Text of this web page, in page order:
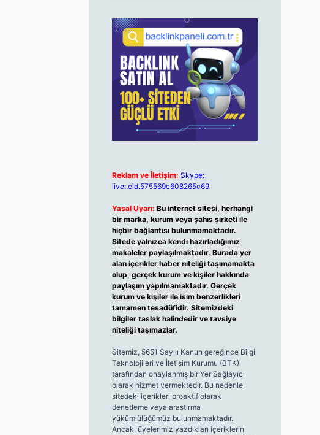
Reklam ve İletişim: Skype:
live:.cid.575569c608265c69
Yasal Uyarı: Bu internet sitesi, herhangi
bir marka, kurum veya şahıs şirketi ile
hiçbir bağlantısı bulunmamaktadır.
Sitede yalnızca kendi hazırladığımız
makaleler paylaşılmaktadır. Burada yer
alan içerikler haber niteliği taşımamakta
olup, gerçek kurum ve kişiler hakkında
paylaşım yapılmamaktadır. Gerçek
kurum ve kişiler ile isim benzerlikleri
tamamen tesadüfidir. Sitemizdeki
bilgiler taslak halindedir ve tavsiye
niteliği taşımazlar.
Sitemiz, 5651 Sayılı Kanun gereğince Bilgi
Teknolojileri ve İletişim Kurumu (BTK)
tarafından onaylanmış bir Yer Sağlayıcı
olarak hizmet vermektedir. Bu nedenle,
sitedeki içerikleri proaktif olarak
denetleme veya araştırma
yükümlülüğümüz bulunmamaktadır.
Ancak, üyelerimiz yazdıkları içeriklerin